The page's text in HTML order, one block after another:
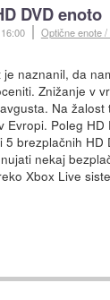
DVD enoto
Optične enote /
naznanil, da
Znižanje v
Na
Evropi. Poleg HD
brezplačnih HD
nekaj
Xbox Live